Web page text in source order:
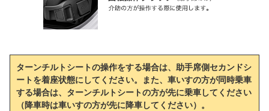
ターンチルトシートの操作をする場合は、助手席側セカンドシ
ートを着座状態にしてください。また、車いすの方が同時乗車
する場合は、ターンチルトシートの方が先に乗車してください
（降車時は車いすの方が先に降車してください）。